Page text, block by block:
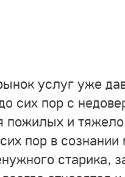
услуг уже
сих пор с
пожилых и
пор в
старика,